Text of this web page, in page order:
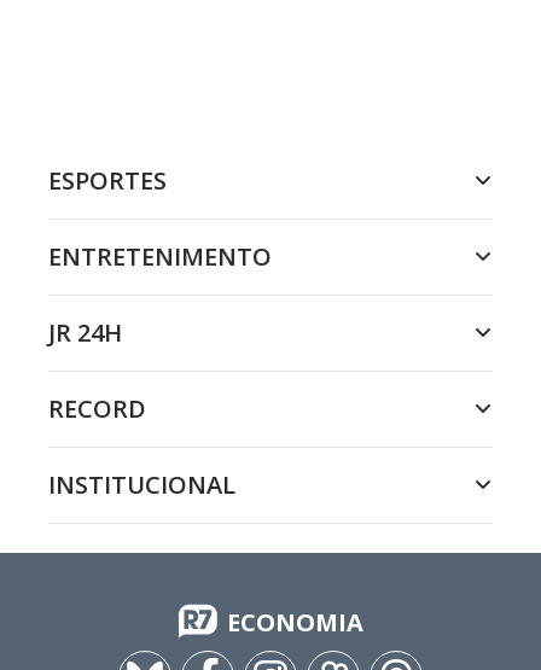
ESPORTES
ENTRETENIMENTO
JR 24H
RECORD
INSTITUCIONAL
ECONOMIA